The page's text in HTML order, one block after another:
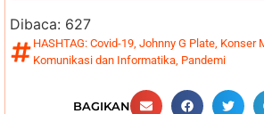
Dibaca: 627
HASHTAG: Covid-19, Johnny G Plate, Konser
Komunikasi dan Informatika, Pandemi
BAGIKAN